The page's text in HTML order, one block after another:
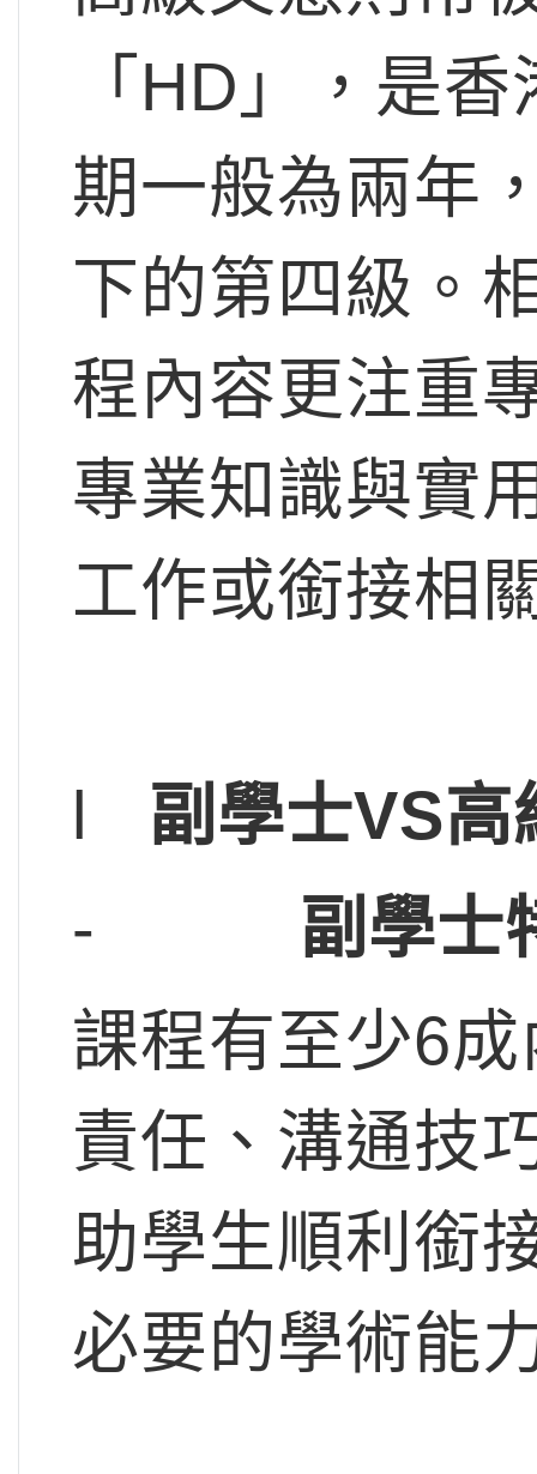
「HD」，是
期一般為兩年
下的第四級。
程內容更注重
專業知識與實
工作或銜接相
l 副學士VS
- 副學士
課程有至少6
責任、溝通技
助學生順利銜
必要的學術能